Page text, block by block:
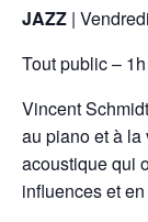
JAZZ |
Tout public –
Vincent
au piano et à
acoustique qui
influences et